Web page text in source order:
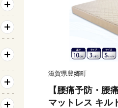
滋賀県豊郷町
【腰痛予防・腰
マットレス キル